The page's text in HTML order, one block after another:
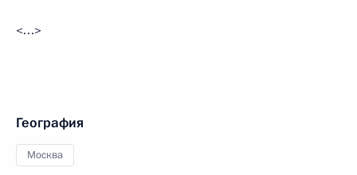
<…>
География
Москва